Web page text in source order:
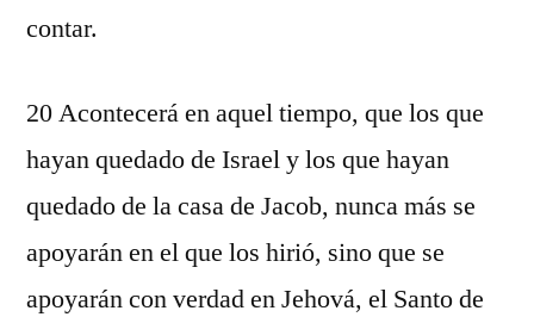
contar.
20 Acontecerá en aquel tiempo, que los que
hayan quedado de Israel y los que hayan
quedado de la casa de Jacob, nunca más se
apoyarán en el que los hirió, sino que se
apoyarán con verdad en Jehová, el Santo de